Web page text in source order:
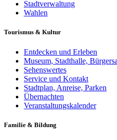
Stadtverwaltung
Wahlen
Tourismus & Kultur
Entdecken und Erleben
Museum, Stadthalle,
Sehenswertes
Service und Kontakt
Stadtplan, Anreise, Parken
Übernachten
Veranstaltungskalender
Familie & Bildung